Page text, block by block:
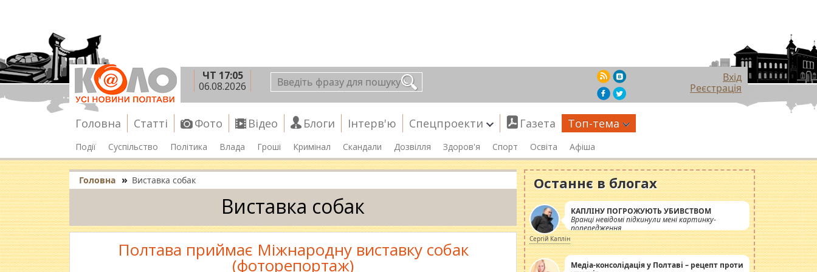
ЧТ 17:05
06.08.2026
Вхід
Реєстрація
Головна Статті Фото Відео Блоги Інтерв'ю Спецпроекти Газета Топ-тема
Події Суспільство Політика Влада Гроші Кримінал Скандали Дозвілля Здоров'я Спорт Освіта Афіша
Головна » Виставка собак
Виставка собак
Полтава приймає Міжнародну виставку собак
(фоторепортаж)
Останнє в блогах
КАПЛІНУ ПОГРОЖУЮТЬ УБИВСТВОМ
Вранці невідомі підкинули мені картинку-
попередження
Сергій Каплін
Медіа-консолідація у Полтаві – рецепт проти